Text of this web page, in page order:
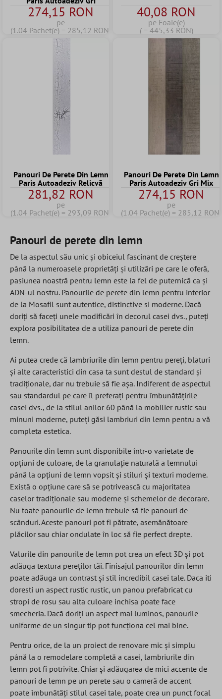
274,15 RON
pe
(1.04 Pachet(e) = 285,12 RON)
40,08 RON
pe Foaie(e)
( = 445,33 RON)
Panouri De Perete Din Lemn
Paris Autoadeziv Relicvă
281,82 RON
pe
(1.04 Pachet(e) = 293,09 RON)
Panouri De Perete Din Lemn
Paris Autoadeziv Gri Mix
274,15 RON
pe
(1.04 Pachet(e) = 285,12 RON)
Panouri de perete din lemn
De la aspectul său unic și obiceiul fascinant de creștere
până la numeroasele proprietăți și utilizări pe care le oferă,
pasiunea noastră pentru lemn este la fel de puternică ca și
ADN-ul nostru. Panourile de perete din lemn pentru interior
de la Mosafil sunt autentice, distinctive si moderne. Dacă
doriți să faceți unele modificări în decorul casei dvs., puteți
explora posibilitatea de a utiliza panouri de perete din
lemn.
Ai putea crede că lambriurile din lemn pentru pereți, blaturi
și alte caracteristici din casa ta sunt destul de standard și
tradiționale, dar nu trebuie să fie așa. Indiferent de aspectul
sau standardul pe care îl preferați pentru îmbunătățirile
casei dvs., de la stilul anilor 60 până la mobilier rustic sau
minuni moderne, puteți găsi lambriuri din lemn pentru a vă
completa estetica.
Panourile din lemn sunt disponibile într-o varietate de
opțiuni de culoare, de la granulație naturală a lemnului
până la opțiuni de lemn vopsit și stiluri și texturi moderne.
Există o opțiune care să se potrivească cu majoritatea
caselor tradiționale sau moderne și schemelor de decorare.
Nu toate panourile de lemn trebuie să fie panouri de
scânduri. Aceste panouri pot fi pătrate, asemănătoare
plăcilor sau chiar ondulate în loc să fie perfect drepte.
Valurile din panourile de lemn pot crea un efect 3D și pot
adăuga textura pereților tăi. Finisajul panourilor din lemn
poate adăuga un contrast și stil incredibil casei tale. Daca iti
doresti un aspect rustic rustic, un panou prefabricat cu
stropi de rosu sau alta culoare inchisa poate face
smecheria. Dacă doriți un aspect mai luminos, panourile
uniforme de un singur tip pot funcționa cel mai bine.
Pentru orice, de la un proiect de renovare mic și simplu
până la o remodelare completă a casei, lambriurile din
lemn pot fi potrivite. Chiar și adăugarea de mici accente de
panouri de lemn pe un perete sau o cameră de accent
poate îmbunătăți stilul casei tale, poate crea un punct focal